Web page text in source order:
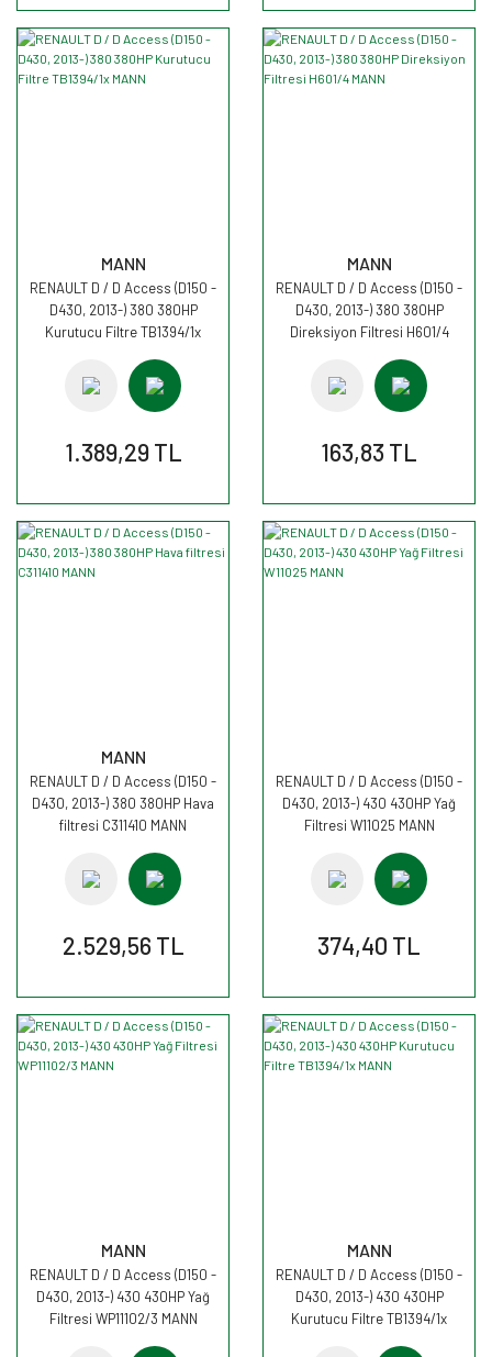
MANN
RENAULT D / D Access (D150 -
D430, 2013-) 380 380HP
Kurutucu Filtre TB1394/1x
1.389,29 TL
MANN
RENAULT D / D Access (D150 -
D430, 2013-) 380 380HP
Direksiyon Filtresi H601/4
163,83 TL
MANN
RENAULT D / D Access (D150 -
D430, 2013-) 380 380HP Hava
filtresi C311410 MANN
2.529,56 TL
RENAULT D / D Access (D150 -
D430, 2013-) 430 430HP Yağ
Filtresi W11025 MANN
374,40 TL
MANN
RENAULT D / D Access (D150 -
D430, 2013-) 430 430HP Yağ
Filtresi WP11102/3 MANN
MANN
RENAULT D / D Access (D150 -
D430, 2013-) 430 430HP
Kurutucu Filtre TB1394/1x